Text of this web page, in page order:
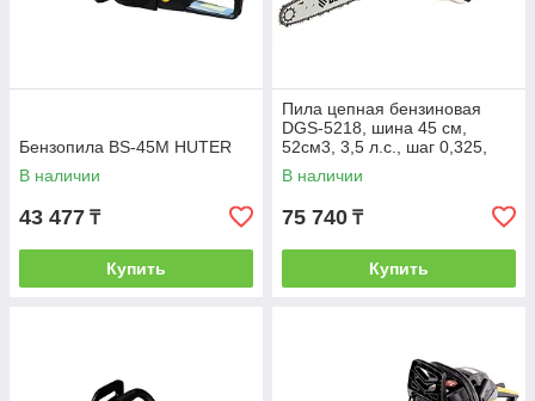
Бензопила BS-45M HUTER
В наличии
43 477 ₸
Купить
Пила цепная бензиновая
DGS-5218, шина 45 см,
52см3, 3,5 л.с., шаг 0,325,
паз 1,5 мм, 72 зв// Denzel
В наличии
75 740 ₸
Купить